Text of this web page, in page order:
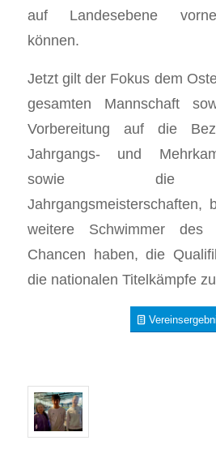
auf Landesebene
können.
​Jetzt gilt der Fokus dem
gesamten Mannschaft
Vorbereitung auf die
Jahrgangs- und
sowie die
Jahrgangsmeisterschaften,
weitere Schwimmer des
Chancen haben, die
die nationalen Titelkämpfe